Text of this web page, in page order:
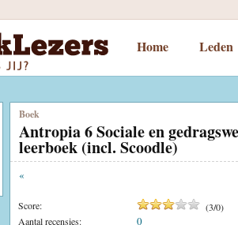
Home Leden
Boek
Antropia 6 Sociale en
leerboek (incl. Scoodle)
«
Score: (3/0)
Aantal recensies:
0